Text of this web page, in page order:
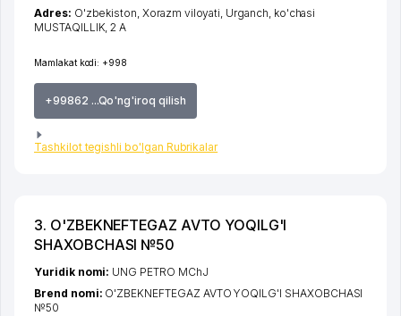
Mamlakat kodi: +998
+99862 ...Qo'ng'iroq qilish
Tashkilot tegishli bo'lgan Rubrikalar
Adres: O'zbekiston,Xorazm viloyati, Urganch, ko'chasi
MUSTAQILLIK, 2 A
3. O'ZBEKNEFTEGAZ AVTO YOQILG'I
SHAXOBCHASI №50
Yuridik nomi: UNG PETRO MChJ
Brend nomi: O'ZBEKNEFTEGAZ AVTO YOQILG'I SHAXOBCHASI
№50